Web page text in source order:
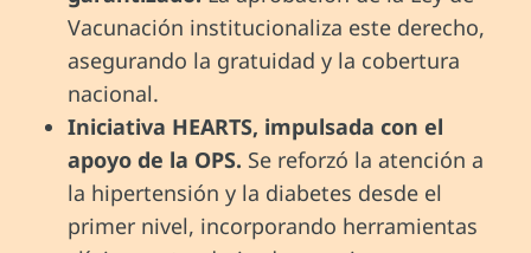
Vacunación institucionaliza este derecho,
asegurando la gratuidad y la cobertura
nacional.
Iniciativa HEARTS, impulsada con el
apoyo de la OPS. Se reforzó la atención a
la hipertensión y la diabetes desde el
primer nivel, incorporando herramientas